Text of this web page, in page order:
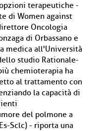
terapeutiche -
di Women against
Oncologia
di Orbassano e
medica all'Università
studio Rationale-
chemioterapia ha
al trattamento con
la capacità di
del polmone a
Sclc) - riporta una